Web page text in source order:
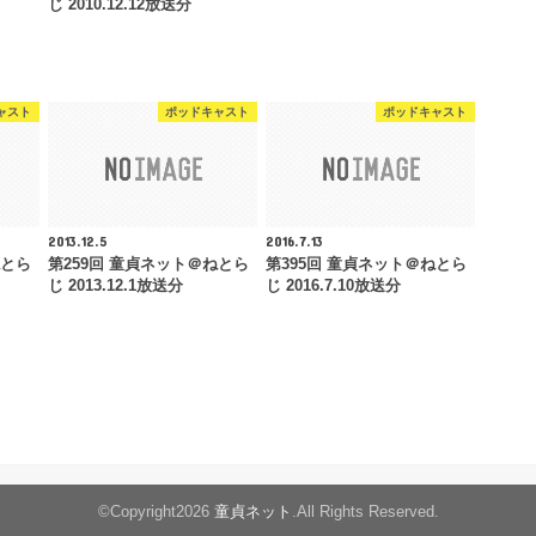
じ 2010.12.12放送分
スト
ら
ポッドキャスト
2013.12.5
第259回 童貞ネット＠ねとら
じ 2013.12.1放送分
ポッドキャスト
2016.7.13
第395回 童貞ネット＠ねとら
じ 2016.7.10放送分
©Copyright2026 童貞ネット .All Rights Reserved.